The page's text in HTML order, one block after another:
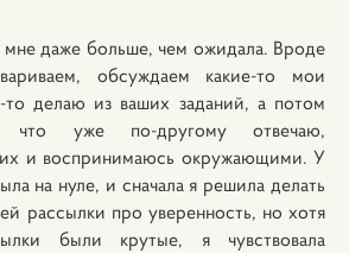
мне даже больше, чем ожидала. Вроде
обсуждаем какие-то мои
то делаю из ваших заданий, а потом
что уже по-другому отвечаю,
и воспринимаюсь окружающими. У
на нуле, и сначала я решила делать
рассылки про уверенность, но хотя
были крутые, я чувствовала